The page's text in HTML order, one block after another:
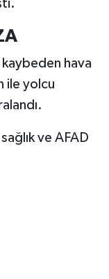
hava
ile yolcu
ve AFAD